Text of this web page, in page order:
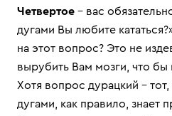
Четвертое – вас
дугами Вы любите
на этот вопрос? Это не
вырубить Вам мозги, что бы
Хотя вопрос дурацкий –
дугами, как правило, знает